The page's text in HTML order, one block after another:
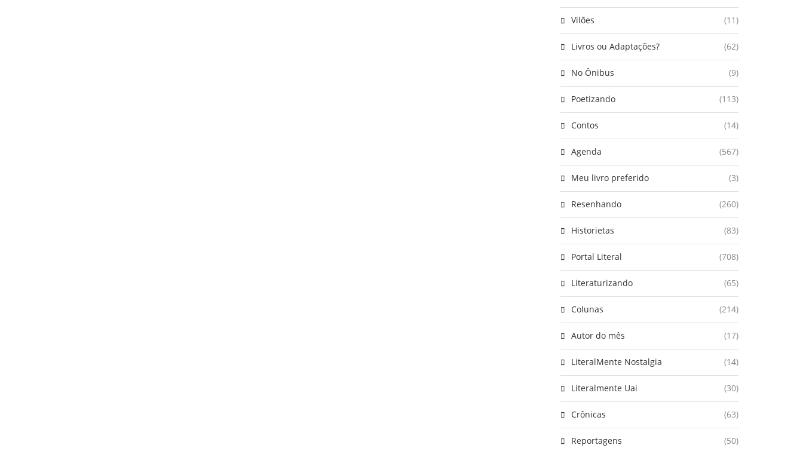
Vilões (11)
Livros ou Adaptações? (62)
No Ônibus (9)
Poetizando (113)
Contos (14)
Agenda (567)
Meu livro preferido (3)
Resenhando (260)
Historietas (83)
Portal Literal (708)
Literaturizando (65)
Colunas (214)
Autor do mês (17)
LiteralMente Nostalgia (14)
Literalmente Uai (30)
Crônicas (63)
Reportagens (50)